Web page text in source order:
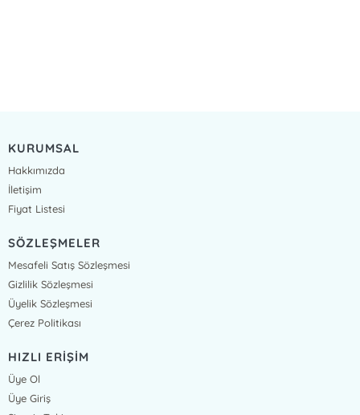
KURUMSAL
Hakkımızda
İletişim
Fiyat Listesi
SÖZLEŞMELER
Mesafeli Satış Sözleşmesi
Gizlilik Sözleşmesi
Üyelik Sözleşmesi
Çerez Politikası
HIZLI ERİŞİM
Üye Ol
Üye Giriş